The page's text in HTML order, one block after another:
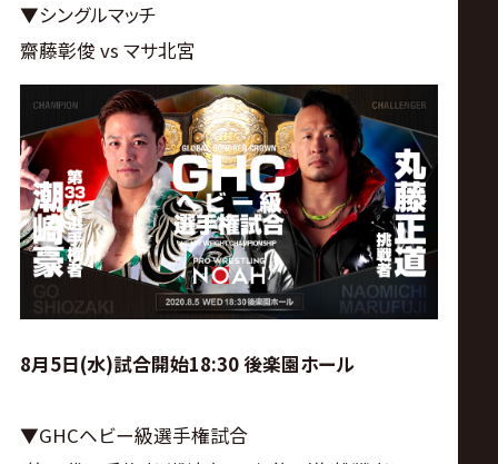
▼シングルマッチ
齋藤彰俊 vs マサ北宮
8月5日(水)試合開始18:30 後楽園ホール
▼GHCヘビー級選手権試合